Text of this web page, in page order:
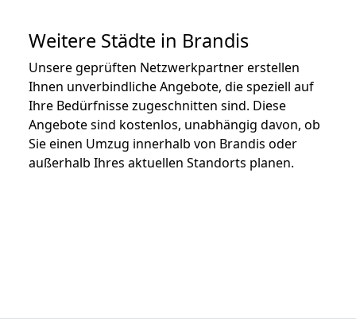
Weitere Städte in Brandis
Unsere geprüften Netzwerkpartner erstellen
Ihnen unverbindliche Angebote, die speziell auf
Ihre Bedürfnisse zugeschnitten sind. Diese
Angebote sind kostenlos, unabhängig davon, ob
Sie einen Umzug innerhalb von Brandis oder
außerhalb Ihres aktuellen Standorts planen.